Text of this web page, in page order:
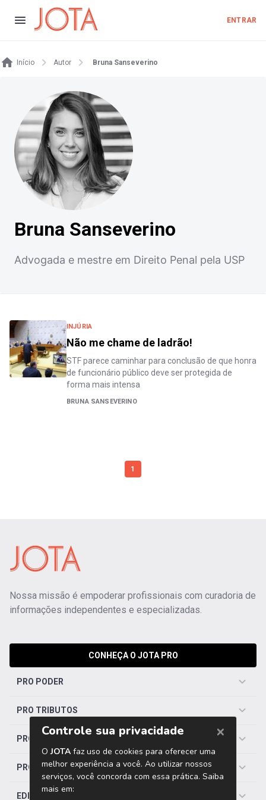
ENTRAR
Início Autor Bruna Sanseverino
Bruna Sanseverino
Advogada e mestre em Direito Penal pela USP
INJÚRIA
Não me chame de ladrão!
STF parece caminhar para conclusão de que honra
de funcionário público deve ser protegida de
forma mais intensa
BRUNA SANSEVERINO
1
Nossa missão é empoderar profissionais com curadoria de
informações independentes e especializadas.
CONHEÇA O JOTA PRO
PRO PODER
PRO TRIBUTOS
PRO TRABALHISTA
PRO SAÚDE
EDITORIAS